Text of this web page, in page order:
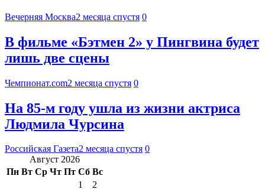
Вечерняя Москва2 месяца спустя 0
В фильме «Бэтмен 2» у Пингвина будет
лишь две сцены
Чемпионат.com2 месяца спустя 0
На 85-м году ушла из жизни актриса
Людмила Чурсина
Российская Газета2 месяца спустя 0
Август 2026
Пн Вт Ср Чт Пт Сб Вс
1
2